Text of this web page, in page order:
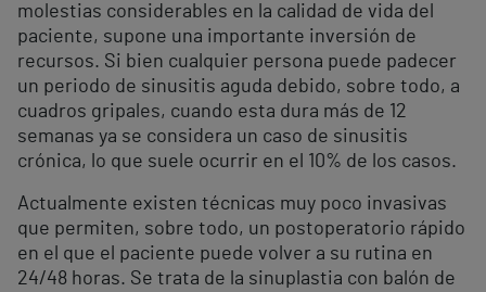
molestias considerables en la calidad de vida del
paciente, supone una importante inversión de
recursos. Si bien cualquier persona puede padecer
un periodo de sinusitis aguda debido, sobre todo, a
cuadros gripales, cuando esta dura más de 12
semanas ya se considera un caso de sinusitis
crónica, lo que suele ocurrir en el 10% de los casos.
Actualmente existen técnicas muy poco invasivas
que permiten, sobre todo, un postoperatorio rápido
en el que el paciente puede volver a su rutina en
24/48 horas. Se trata de la sinuplastia con balón de